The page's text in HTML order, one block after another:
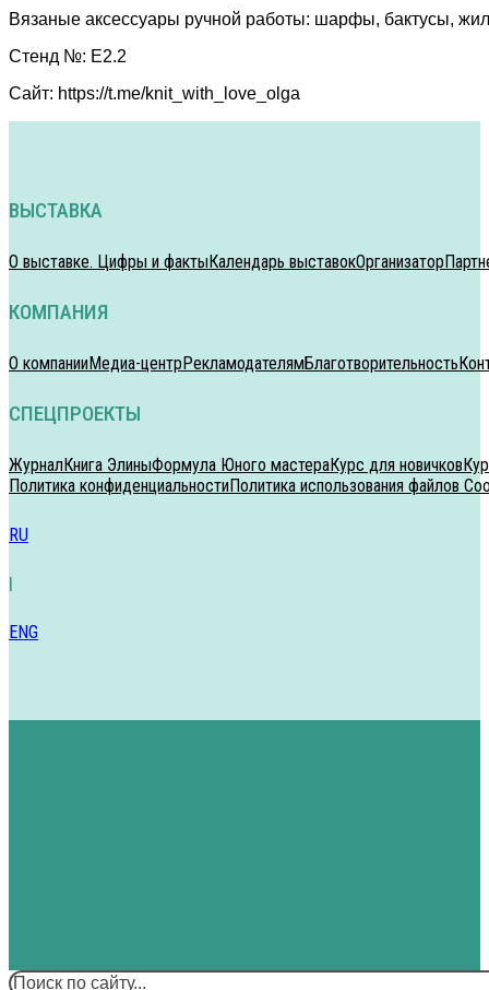
Вязаные аксессуары ручной работы: шарфы, бактусы,
Стенд №: E2.2
Сайт: https://t.me/knit_with_love_olga
ВЫСТАВКА
О выставке. Цифры и фактыКалендарь выставокОрганизатор
КОМПАНИЯ
О компанииМедиа-центрРекламодателямБлаготворительность
СПЕЦПРОЕКТЫ
ЖурналКнига ЭлиныФормула Юного мастераКурс для новичков
Политика конфиденциальностиПолитика использования файлов
RU
ENG
Поиск